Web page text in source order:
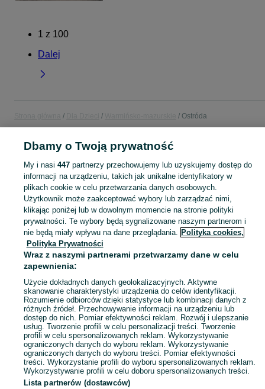
1 z 100
Dalej
Ostróda
DLA DZIECI
KATEGORIA
Zakupy dla Twojej pociechy mogą być dziecinnie proste! Znajdź to, czego potrzebujesz w kategorii Dla Dzieci na OLX - Ostróda i okolice! Zobacz
Mapa kategorii
Mapa miejscowości
Mapa ministron
Popularne wyszukiwania
Dbamy o Twoją prywatność
My i nasi 447partnerzy przechowujemy lub uzyskujemy dostęp do
informacji na urządzeniu, takich jak unikalne identyfikatory w
plikach cookie w celu przetwarzania danych osobowych.
Użytkownik może zaakceptować wybory lub zarządzać nimi,
klikając poniżej lub w dowolnym momencie na stronie polityki
prywatności. Te wybory będą sygnalizowane naszym partnerom i
nie będą miały wpływu na dane przeglądania. Polityka cookies,
Polityka Prywatności
Wraz z naszymi partnerami przetwarzamy dane w celu
zapewnienia:
Użycie dokładnych danych geolokalizacyjnych. Aktywne
skanowanie charakterystyki urządzenia do celów identyfikacji.
Rozumienie odbiorców dzięki statystyce lub kombinacji danych z
różnych źródeł. Przechowywanie informacji na urządzeniu lub
dostęp do nich. Pomiar efektywności reklam. Rozwój i ulepszanie
usług. Tworzenie profili w celu personalizacji treści. Tworzenie
profili w celu spersonalizowanych reklam. Wykorzystywanie
ograniczonych danych do wyboru reklam. Wykorzystywanie
ograniczonych danych do wyboru treści. Pomiar efektywności
treści. Wykorzystanie profili do wyboru spersonalizowanych reklam.
Wykorzystywanie profili w celu doboru spersonalizowanych treści.
Lista partnerów (dostawców)